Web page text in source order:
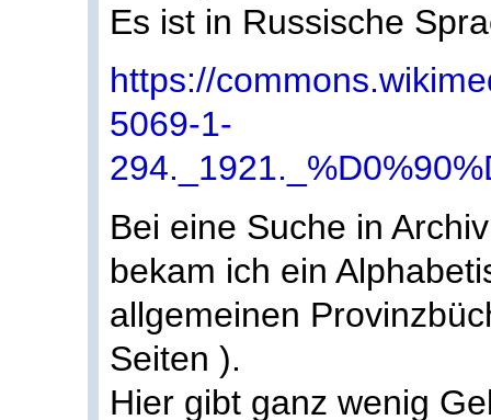
Es ist in Russische
https://
5069-1-
Bei eine Suche in
bekam ich ein
allgemeinen
Seiten ).
Hier gibt ganz wenig